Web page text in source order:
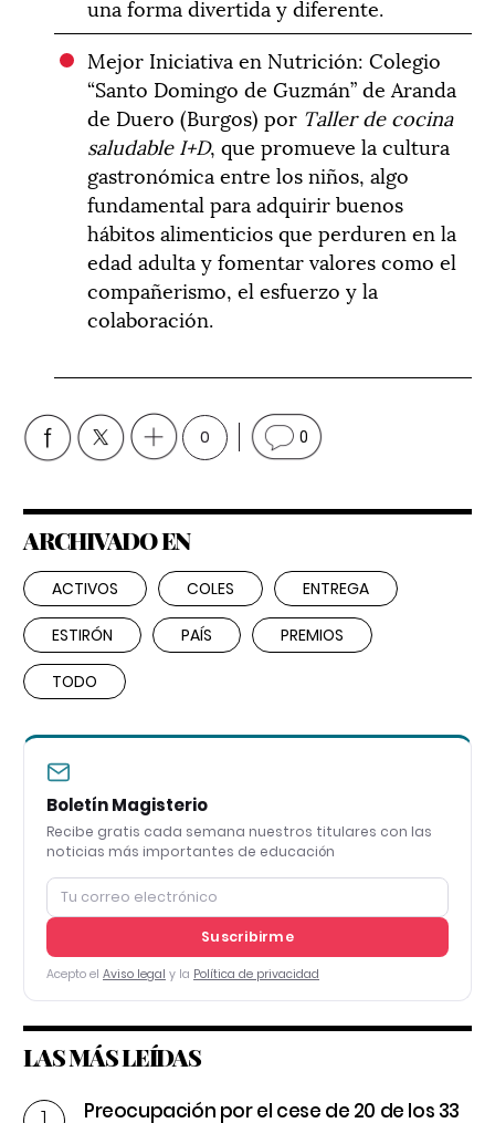
una forma divertida y diferente.
Mejor Iniciativa en Nutrición: Colegio
“Santo Domingo de Guzmán” de Aranda
de Duero (Burgos) por Taller de cocina
saludable I+D, que promueve la cultura
gastronómica entre los niños, algo
fundamental para adquirir buenos
hábitos alimenticios que perduren en la
edad adulta y fomentar valores como el
compañerismo, el esfuerzo y la
colaboración.
0 0
ARCHIVADO EN
ACTIVOS COLES ENTREGA
ESTIRÓN PAÍS PREMIOS
TODO
Boletín Magisterio
Recibe gratis cada semana nuestros titulares con las
noticias más importantes de educación
Suscribirme
Acepto el Aviso legal y la Política de privacidad
LAS MÁS LEÍDAS
Preocupación por el cese de 20 de los 33